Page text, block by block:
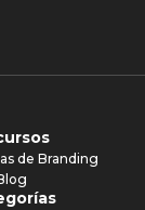
de Branding